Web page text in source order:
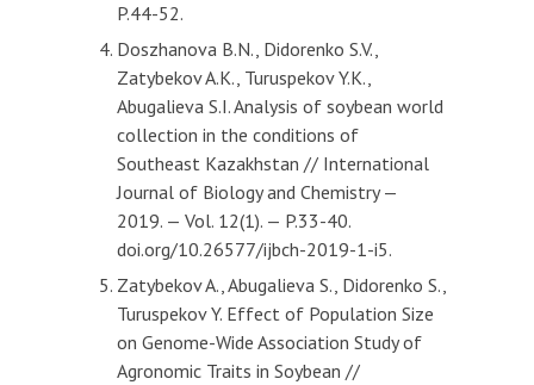
P.44-52.
Doszhanova B.N., Didorenko S.V.,
Zatybekov A.K., Turuspekov Y.K.,
Abugalieva S.I. Analysis of soybean world
collection in the conditions of
Southeast Kazakhstan // International
Journal of Biology and Chemistry —
2019. — Vol. 12(1). — P.33-40.
doi.org/10.26577/ijbch-2019-1-i5.
Zatybekov A., Abugalieva S., Didorenko S.,
Turuspekov Y. Effect of Population Size
on Genome-Wide Association Study of
Agronomic Traits in Soybean //